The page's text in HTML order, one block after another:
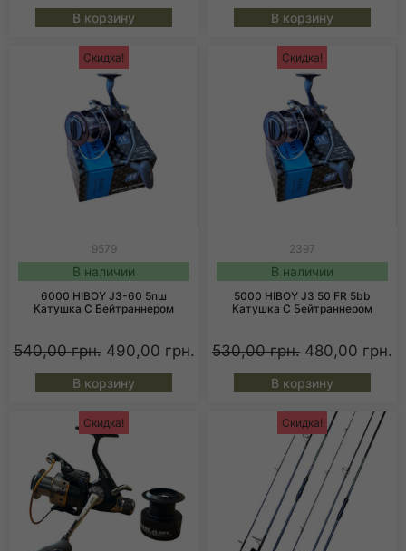
В корзину В корзину
Скидка!
9579
В наличии
6000 HIBOY J3-60 5пш
Катушка С Бейтраннером
540,00грн. 490,00 грн.
В корзину
Скидка!
2397
В наличии
5000 HIBOY J3 50 FR 5bb
Катушка С Бейтраннером
530,00грн. 480,00 грн.
В корзину
Скидка! Скидка!